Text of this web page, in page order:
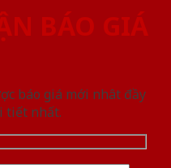
BÁO GIÁ
báo giá mới nhât đầy
tiết nhất.